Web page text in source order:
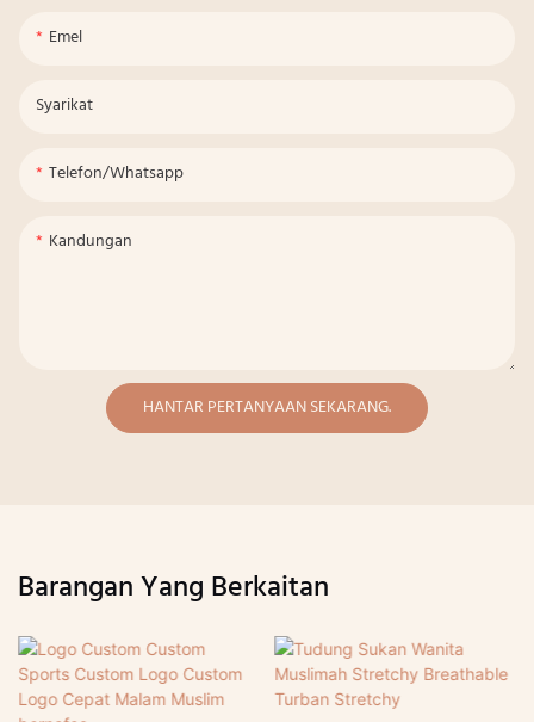
Emel
Syarikat
Telefon/whatsapp
Kandungan
HANTAR PERTANYAAN SEKARANG.
Barangan Yang Berkaitan